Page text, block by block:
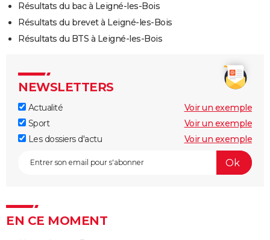
Résultats du bac à Leigné-les-Bois
Résultats du brevet à Leigné-les-Bois
Résultats du BTS à Leigné-les-Bois
NEWSLETTERS
Actualité
Voir un exemple
Sport
Voir un exemple
Les dossiers d'actu
Voir un exemple
EN CE MOMENT